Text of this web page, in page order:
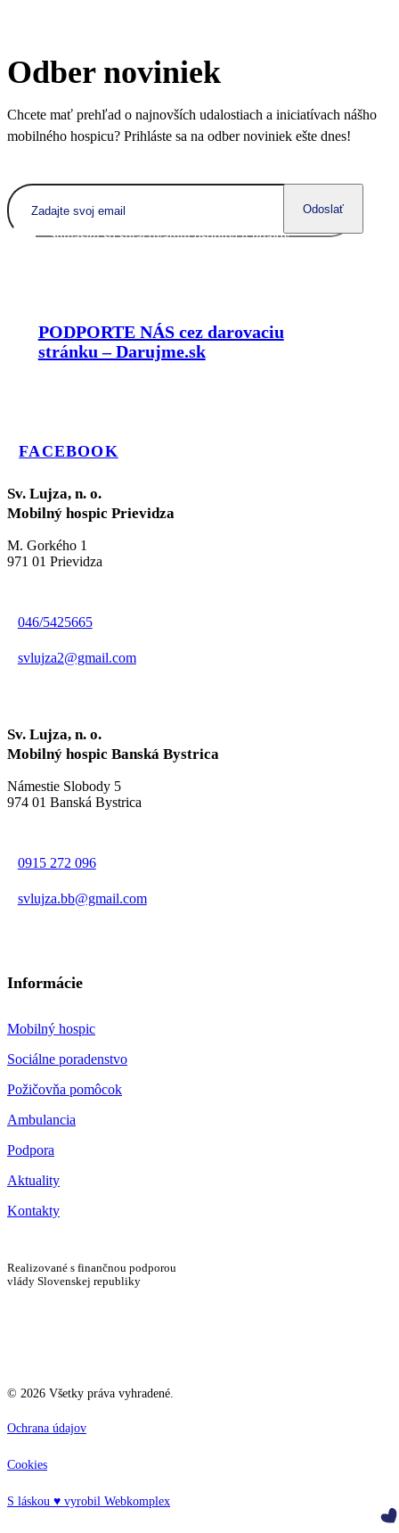
Odber noviniek
Chcete mať prehľad o najnovších udalostiach a iniciatívach nášho
mobilného hospicu? Prihláste sa na odber noviniek ešte dnes!
Súhlasím so spracovanímosobných údajov
Odoslať
PODPORTE NÁS cez darovaciu
stránku – Darujme.sk
FACEBOOK
Sv. Lujza, n. o.
Mobilný hospic Prievidza
M. Gorkého 1
971 01 Prievidza
046/5425665
svlujza2@gmail.com
Sv. Lujza, n. o.
Mobilný hospic Banská Bystrica
Námestie Slobody 5
974 01 Banská Bystrica
0915 272 096
svlujza.bb@gmail.com
Informácie
Mobilný hospic
Sociálne poradenstvo
Požičovňa pomôcok
Ambulancia
Podpora
Aktuality
Kontakty
Realizované s finančnou podporou
vlády Slovenskej republiky
© 2026 Všetky práva vyhradené.
Ochrana údajov
Cookies
S láskou ♥ vyrobil Webkomplex